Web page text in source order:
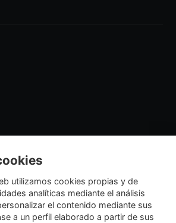
utilizamos cookies propias y de
analíticas mediante el análisis
el contenido mediante sus
a un perfil elaborado a partir de sus